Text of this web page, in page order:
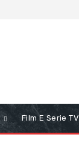
Film E Serie TV